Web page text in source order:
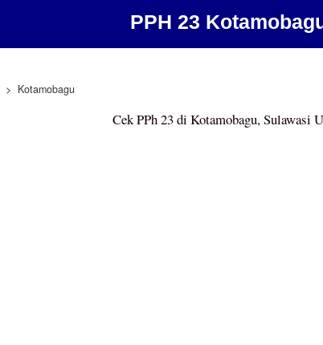
PPH 23
Kotamobagu
Cek PPh 23 di Kotamobagu, Sulawasi